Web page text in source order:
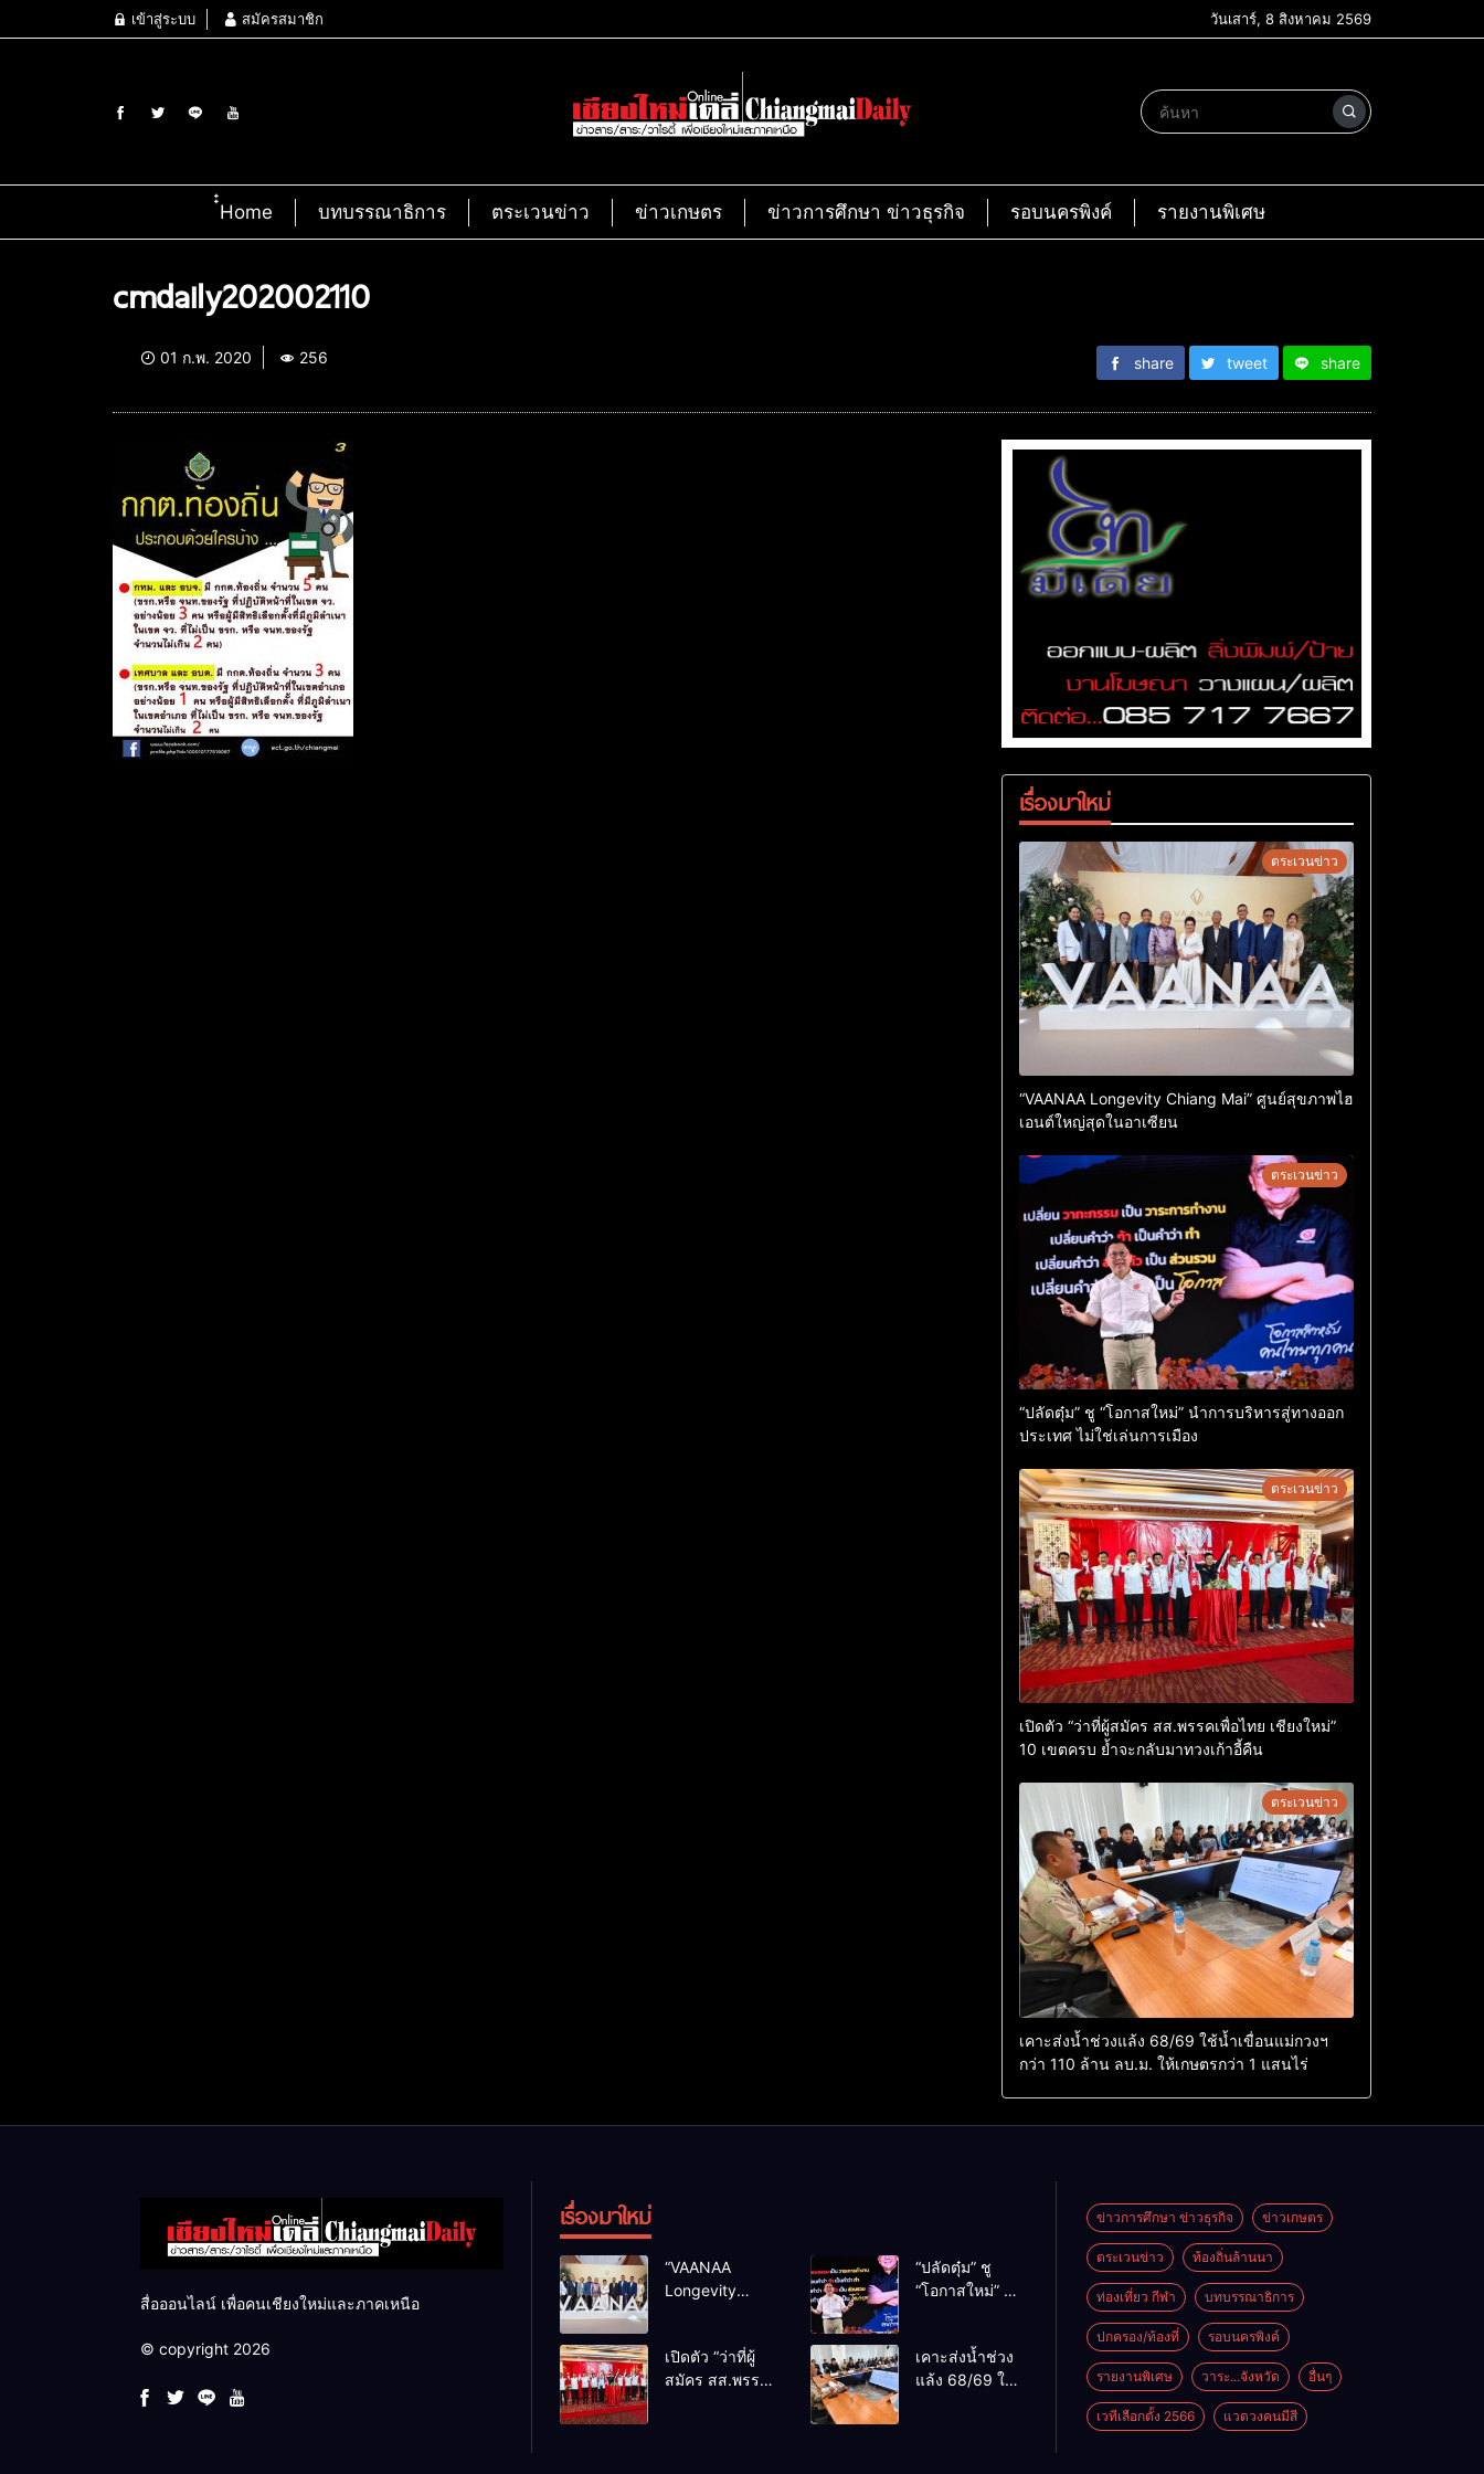
เข้าสู่ระบบ สมัครสมาชิก วันเสาร์, 8 สิงหาคม 2569
๋๋Home บทบรรณาธิการ ตระเวนข่าว ข่าวเกษตร ข่าวการศึกษา ข่าวธุรกิจ รอบนครพิงค์ รายงานพิเศษ
cmdaily202002110
01 ก.พ. 2020 256 share tweet share
เรื่องมาใหม่
ตระเวนข่าว
“VAANAA Longevity Chiang Mai” ศูนย์สุขภาพไฮ
เอนต์ใหญ่สุดในอาเซียน
ตระเวนข่าว
“ปลัดตุ๋ม” ชู “โอกาสใหม่” นำการบริหารสู่ทางออก
ประเทศ ไม่ใช่เล่นการเมือง
ตระเวนข่าว
เปิดตัว “ว่าที่ผู้สมัคร สส.พรรคเพื่อไทย เชียงใหม่”
10 เขตครบ ย้ำจะกลับมาทวงเก้าอี้คืน
ตระเวนข่าว
เคาะส่งน้ำช่วงแล้ง 68/69 ใช้น้ำเขื่อนแม่กวงฯ
กว่า 110 ล้าน ลบ.ม. ให้เกษตรกว่า 1 แสนไร่
สื่อออนไลน์ เพื่อคนเชียงใหม่และภาคเหนือ
© copyright 2026
เรื่องมาใหม่
“VAANAA
Longevity
เอนต์ใหญ่สุดใน
อาเซียน
“ปลัดตุ๋ม” ชู
“โอกาสใหม่” นำ
ไม่ใช่เล่น
การเมือง
เปิดตัว “ว่าที่ผู้
สมัคร สส.พรรค
เคาะส่งน้ำช่วง
แล้ง 68/69 ใช้
ข่าวการศึกษา ข่าวธุรกิจ ข่าวเกษตร
ตระเวนข่าว ท้องถิ่นล้านนา
ท่องเที่ยว กีฬา บทบรรณาธิการ
ปกครอง/ท้องที่ รอบนครพิงค์
รายงานพิเศษ วาระ...จังหวัด อื่นๆ
เวทีเลือกตั้ง 2566 แวดวงคนมีสี